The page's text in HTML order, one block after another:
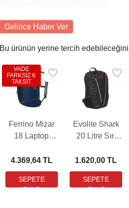
Gelince Haber Ver
Bu ürünün yerine tercih
Ferrino Mizar
18 Laptop
4.369,64 TL
VADE
FARKSIZ 6
TAKSİT
Evolite Shark
20 Litre Sırt
1.620,00 TL